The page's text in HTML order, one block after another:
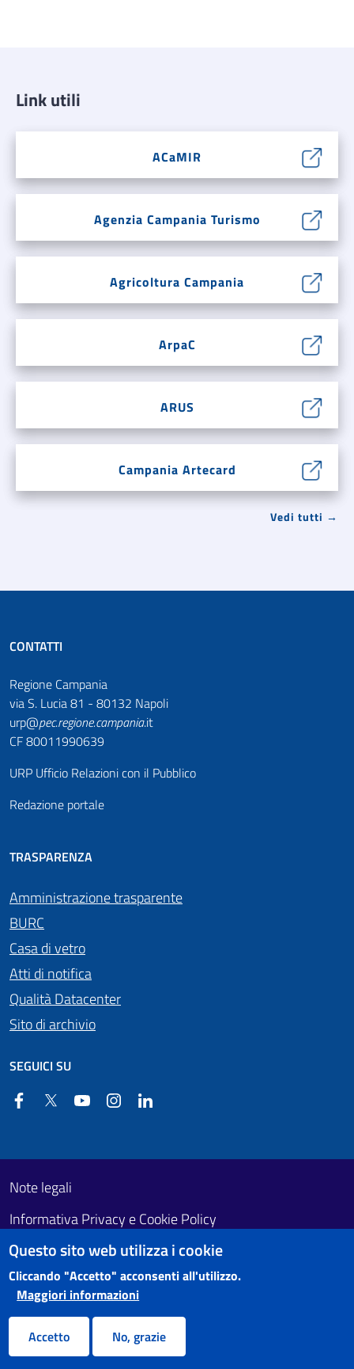
Link utili
ACaMIR
Agenzia Campania Turismo
Agricoltura Campania
ArpaC
ARUS
Campania Artecard
Vedi tutti →
CONTATTI
Regione Campania
via S. Lucia 81 - 80132 Napoli
urp@pec.regione.campania.it
CF 80011990639
URP Ufficio Relazioni con il Pubblico
Redazione portale
TRASPARENZA
Amministrazione trasparente
BURC
Casa di vetro
Atti di notifica
Qualità Datacenter
Sito di archivio
SEGUICI SU
FacebookTwitter YouTube Instagram
Footer First
Useful links section
Note legali
Informativa Privacy e Cookie Policy
Obiettivi di accessibilità
Questo sito web utilizza i cookie
Cliccando "Accetto" acconsenti all'utilizzo.
Maggiori informazioni
Accetto No, grazie